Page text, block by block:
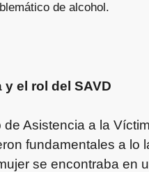
de alcohol.
el rol del SAVD
Asistencia a la
fundamentales a lo
se encontraba en